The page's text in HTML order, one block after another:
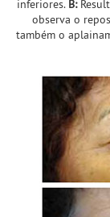
inferiores. B:
observa o
também o